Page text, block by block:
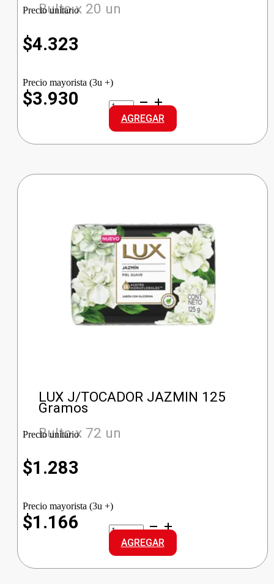
Bulto x 20 un
Precio unitario
$4.323
Precio mayorista (3u +)
$3.930
BABYSEC
PREMIUM
REG
GRANDE
cantidad
AGREGAR
LUX J/TOCADOR JAZMIN 125
Gramos
Bulto x 72 un
Precio unitario
$1.283
Precio mayorista (3u +)
$1.166
LUX
J/TOCADOR
JAZMIN
cantidad
AGREGAR